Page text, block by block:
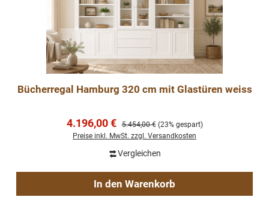
Bücherregal Hamburg 320 cm mit Glastüren weiss
Verkaufspreis:
4.196,00 € Regulärer Preis:
5.454,00 € (23% gespart)
Preise inkl. MwSt. zzgl. Versandkosten
Vergleichen
In den Warenkorb